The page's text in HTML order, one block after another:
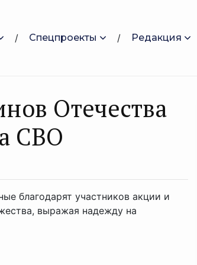
Спецпроекты Редакция
Отечества
СВО
благодарят участников акции и
выражая надежду на